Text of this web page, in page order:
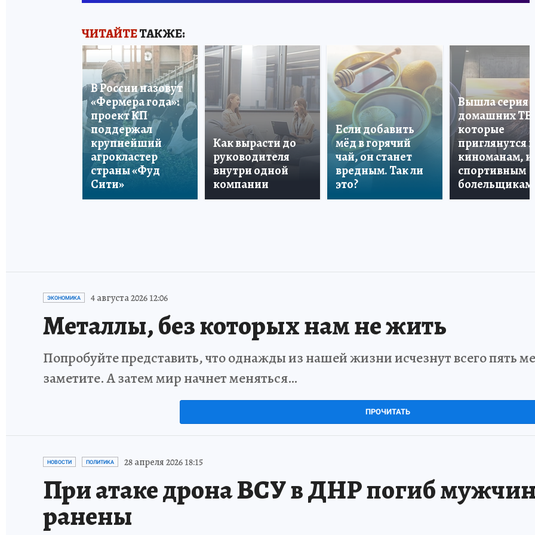
ЧИТАЙТЕТАКЖЕ:
В России назовут
«Фермера года»:
проект КП
поддержал
крупнейший
агрокластер
страны «Фуд
Сити»
Как вырасти до
руководителя
внутри одной
компании
Если добавить
мёд в горячий
чай, он станет
вредным. Так ли
это?
Вышла серия
домашних ТВ,
которые
приглянутся и
киноманам, и
спортивным
болельщикам
ЭКОНОМИКА 4 августа 2026 12:06
Металлы, без которых нам не жить
Попробуйте представить, что однажды из нашей жизни исчезнут всего пять
заметите. А затем мир начнет меняться…
ПРОЧИТАТЬ
НОВОСТИ ПОЛИТИКА 28 апреля 2026 18:15
При атаке дрона ВСУ в ДНР погиб
ранены